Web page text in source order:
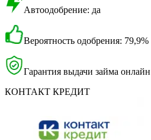
Автоодобрение: да
Вероятность одобрения: 79,9%
Гарантия выдачи займа
КОНТАКТ КРЕДИТ